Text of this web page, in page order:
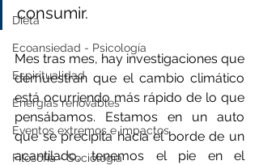
Dieta
Ecoansiedad - Psicología
Espiritualidad
Energías renovables
Eventos extremos e impactos
Filosofía - Sociología
consumir.
Mes tras mes, hay investigaciones que
demuestran que el cambio climático
está ocurriendo más rápido de lo que
pensábamos. Estamos en un auto
que se precipita hacia el borde de un
acantilado, tenemos el pie en el